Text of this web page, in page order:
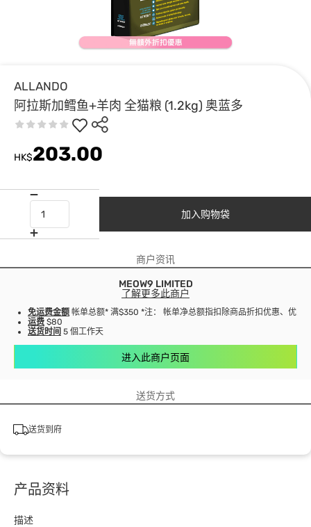
ALLANDO
阿拉斯加鳕鱼+羊肉 全猫粮 (1.2kg) 奥蓝多
HK$203.00
加入购物袋
商户资讯
MEOW9 LIMITED
了解更多此商户
免运费金额 帐单总额* 满$350 *注： 帐单净总额指扣除商品折扣优惠、优惠
运费 $80
送货时间 5 個工作天
进入此商户页面
送货方式
送货到府
产品资料
描述